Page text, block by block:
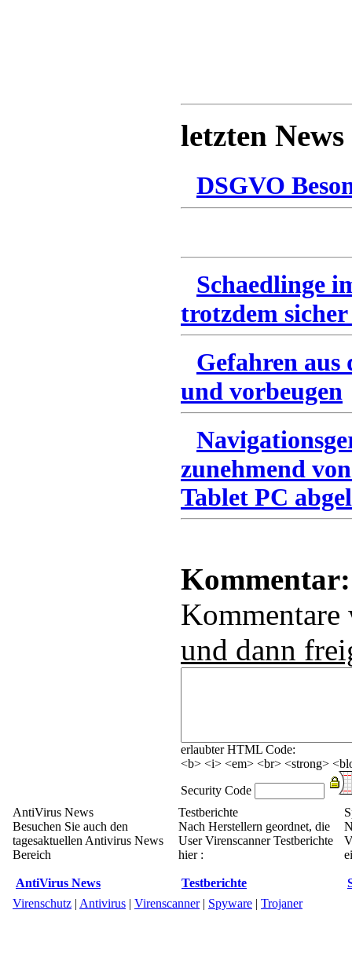
letzten News
DSGVO
Schaedlinge
trotzdem
Gefahren
und vorbeugen
zunehmend
Tablet PC
Kommentar:
und dann
erlaubter HTML Code:
<b> <i> <em> <br> <strong>
Security Code
AntiVirus News
Besuchen Sie auch den
tagesaktuellen Antivirus News
Bereich
AntiVirus News
Testberichte
Nach Herstellern geordnet, die
User Virenscanner Testberichte
hier :
Testberichte
Virenschutz | Antivirus | Virenscanner| Spyware | Trojaner